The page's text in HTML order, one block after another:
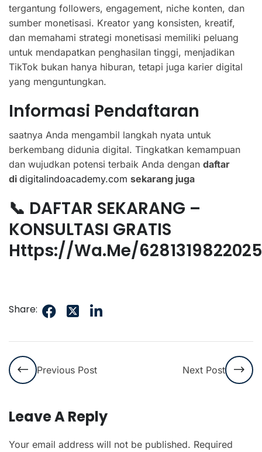
tergantung followers, engagement, niche konten, dan
sumber monetisasi. Kreator yang konsisten, kreatif,
dan memahami strategi monetisasi memiliki peluang
untuk mendapatkan penghasilan tinggi, menjadikan
TikTok bukan hanya hiburan, tetapi juga karier digital
yang menguntungkan.
Informasi Pendaftaran
saatnya Anda mengambil langkah nyata untuk
berkembang didunia digital. Tingkatkan kemampuan
dan wujudkan potensi terbaik Anda dengan daftar
di digitalindoacademy.com sekarang juga
📞 DAFTAR SEKARANG –
KONSULTASI GRATIS
Https://wa.me/6281319822025
Share:
Previous Post Next Post
Leave A Reply
Your email address will not be published. Required